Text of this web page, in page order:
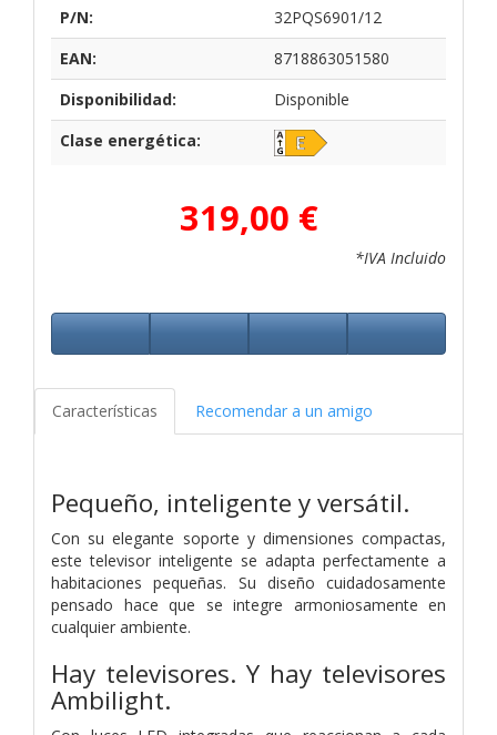
P/N:
32PQS6901/12
EAN:
8718863051580
Disponibilidad:
Disponible
Clase energética:
319,00 €
*IVA Incluido
Características Recomendar a un amigo
Pequeño, inteligente y versátil.
Con su elegante soporte y dimensiones compactas,
este televisor inteligente se adapta perfectamente a
habitaciones pequeñas. Su diseño cuidadosamente
pensado hace que se integre armoniosamente en
cualquier ambiente.
Hay televisores. Y hay televisores
Ambilight.